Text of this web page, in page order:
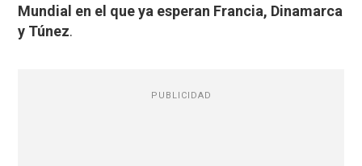
Mundial en el que ya esperan Francia, Dinamarca
y Túnez.
PUBLICIDAD